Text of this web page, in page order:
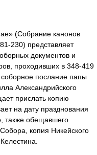
(Собрание канонов
230) представляет
документов и
проходивших в 348-419
послание папы
Александрийского
прислать копию
на дату празднования
также обещавшего
копия Никейского